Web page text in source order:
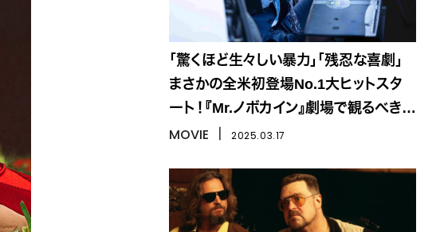
「驚くほど生々しい暴力」「残忍な喜劇」
まさかの全米初登場No.1大ヒットスタ
ート！『Mr.ノボカイン』劇場で観るべき理
由は？
MOVIE 2025.03.17